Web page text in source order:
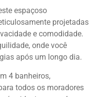
espaçoso
projetadas
e comodidade.
onde você
após um longo dia.
4 banheiros,
todos os moradores